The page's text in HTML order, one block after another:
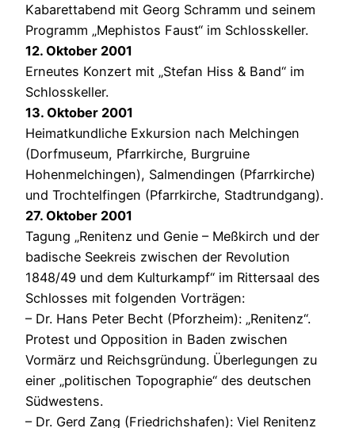
Kabarettabend mit Georg Schramm und seinem
Programm „Mephistos Faust“ im Schlosskeller.
12. Oktober 2001
Erneutes Konzert mit „Stefan Hiss & Band“ im
Schlosskeller.
13. Oktober 2001
Heimatkundliche Exkursion nach Melchingen
(Dorfmuseum, Pfarrkirche, Burgruine
Hohenmelchingen), Salmendingen (Pfarrkirche)
und Trochtelfingen (Pfarrkirche, Stadtrundgang).
27. Oktober 2001
Tagung „Renitenz und Genie – Meßkirch und der
badische Seekreis zwischen der Revolution
1848/49 und dem Kulturkampf“ im Rittersaal des
Schlosses mit folgenden Vorträgen:
– Dr. Hans Peter Becht (Pforzheim): „Renitenz“.
Protest und Opposition in Baden zwischen
Vormärz und Reichsgründung. Überlegungen zu
einer „politischen Topographie“ des deutschen
Südwestens.
– Dr. Gerd Zang (Friedrichshafen): Viel Renitenz